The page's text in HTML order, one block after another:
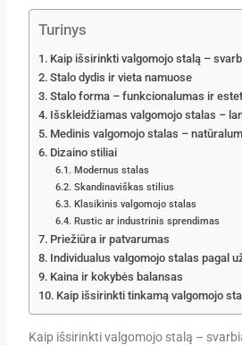
Turinys
Kaip išsirinkti valgomojo stalą –
Stalo dydis ir vieta namuose
Stalo forma – funkcionalumas ir
Išskleidžiamas valgomojo stalas –
Medinis valgomojo stalas –
Dizaino stiliai
Modernus stalas
Skandinaviškas stilius
Klasikinis valgomojo stalas
Rustic ar industrinis sprendimas
Priežiūra ir patvarumas
Individualus valgomojo stalas pagal
Kaina ir kokybės balansas
Kaip išsirinkti tinkamą valgomojo
Kaip išsirinkti valgomojo stalą –